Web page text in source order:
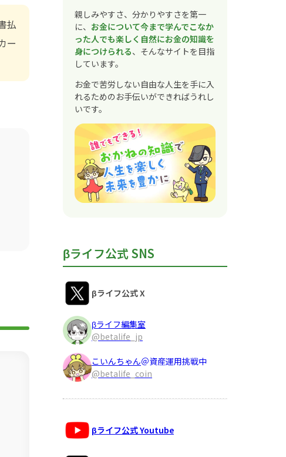
払
ー
親しみやすさ、分かりやすさを第一
に、 お金について今まで学んでこなか
った人でも楽しく自然にお金の知識を
身につけられる、そんなサイトを目指
しています。
お金で苦労しない自由な人生を手に入
れるためのお手伝いができればうれし
いです。
βライフ公式 SNS
βライフ公式 X
βライフ編集室
@betalife_jp
こいんちゃん＠資産運用挑戦中
@betalife_coin
βライフ公式 Youtube